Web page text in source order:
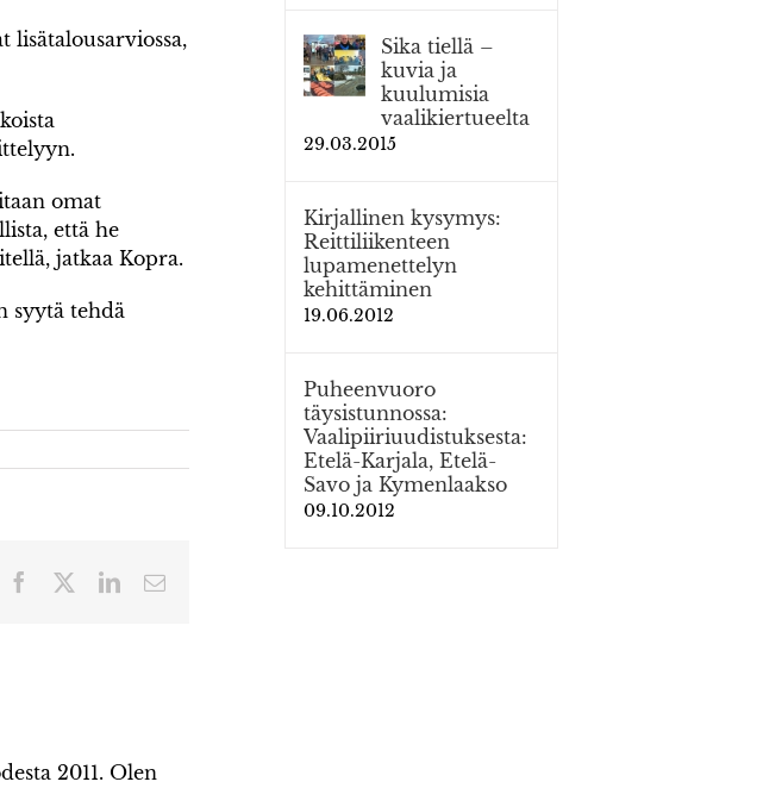
lisätalousarviossa,
omat
että he
jatkaa Kopra.
syytä tehdä
Facebook LinkedInSähköposti
2011. Olen
Sika tiellä –
kuvia ja
kuulumisia
vaalikiertueelta
29.03.2015
Kirjallinen kysymys:
Reittiliikenteen
lupamenettelyn
kehittäminen
19.06.2012
Puheenvuoro
täysistunnossa:
Vaalipiiriuudistuksesta:
Etelä-Karjala, Etelä-
Savo ja Kymenlaakso
09.10.2012